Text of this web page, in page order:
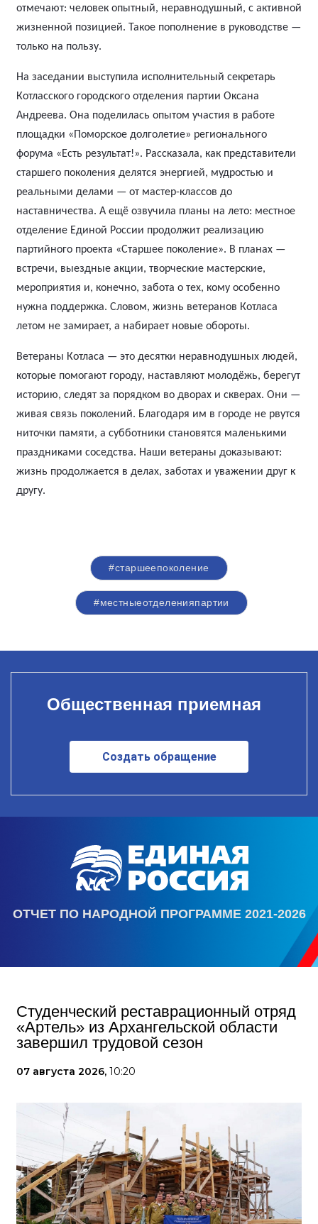
отмечают: человек опытный, неравнодушный, с активной
жизненной позицией. Такое пополнение в руководстве —
только на пользу.
На заседании выступила исполнительный секретарь
Котласского городского отделения партии Оксана
Андреева. Она поделилась опытом участия в работе
площадки «Поморское долголетие» регионального
форума «Есть результат!». Рассказала, как представители
старшего поколения делятся энергией, мудростью и
реальными делами — от мастер-классов до
наставничества. А ещё озвучила планы на лето: местное
отделение Единой России продолжит реализацию
партийного проекта «Старшее поколение». В планах —
встречи, выездные акции, творческие мастерские,
мероприятия и, конечно, забота о тех, кому особенно
нужна поддержка. Словом, жизнь ветеранов Котласа
летом не замирает, а набирает новые обороты.
Ветераны Котласа — это десятки неравнодушных людей,
которые помогают городу, наставляют молодёжь, берегут
историю, следят за порядком во дворах и скверах. Они —
живая связь поколений. Благодаря им в городе не рвутся
ниточки памяти, а субботники становятся маленькими
праздниками соседства. Наши ветераны доказывают:
жизнь продолжается в делах, заботах и уважении друг к
другу.
#старшеепоколение
#местныеотделенияпартии
Общественная приемная
Создать обращение
ОТЧЕТ ПО НАРОДНОЙ ПРОГРАММЕ 2021-2026
Студенческий реставрационный отряд
«Артель» из Архангельской области
завершил трудовой сезон
07 августа 2026, 10:20